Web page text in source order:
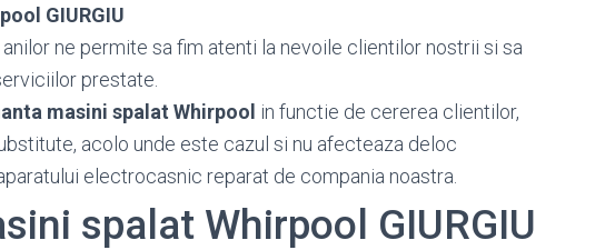
GIURGIU
ne permite sa fim atenti la nevoile clientilor nostrii si sa
prestate.
masini spalat Whirpool in functie de cererea clientilor,
acolo unde este cazul si nu afecteaza deloc
electrocasnic reparat de compania noastra.
spalat Whirpool GIURGIU